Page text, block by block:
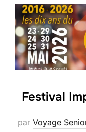
Festival
par Voyage